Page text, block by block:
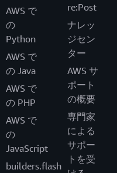
AWS で
の
Python
AWS で
の Java
AWS で
の PHP
AWS で
の
JavaScript
builders.flash
re:Post
ナレッ
ジセン
ター
AWS サ
ポート
の概要
専門家
による
サポー
トを受